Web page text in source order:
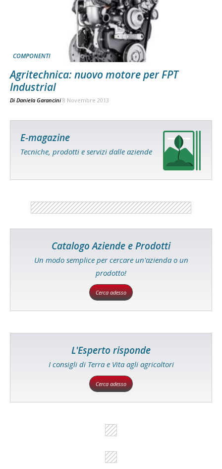
COMPONENTI
Agritechnica: nuovo motore per FPT
Industrial
Di Daniela Garancini 8 Novembre 2013
E-magazine
Tecniche, prodotti e servizi dalle aziende
Catalogo Aziende e Prodotti
Un modo semplice per cercare un'azienda o un
prodotto!
Cerca adesso
L'Esperto risponde
I consigli di Terra e Vita agli agricoltori
Cerca adesso